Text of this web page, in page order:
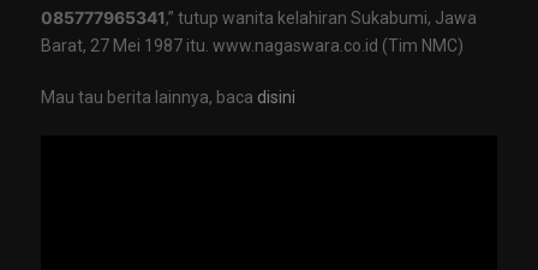
085777965341,” tutup wanita kelahiran Sukabumi, Jawa
Barat, 27 Mei 1987 itu. www.nagaswara.co.id (Tim NMC)
Mau tau berita lainnya, baca disini